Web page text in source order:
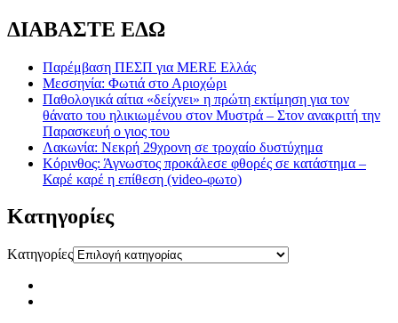
ΔΙΑΒΑΣΤΕ ΕΔΩ
Παρέμβαση ΠΕΣΠ για MERE Ελλάς
Μεσσηνία: Φωτιά στο Αριοχώρι
Παθολογικά αίτια «δείχνει» η πρώτη εκτίμηση για τον
θάνατο του ηλικιωμένου στον Μυστρά – Στον ανακριτή την
Παρασκευή ο γιος του
Λακωνία: Νεκρή 29χρονη σε τροχαίο δυστύχημα
Κόρινθος: Άγνωστος προκάλεσε φθορές σε κατάστημα –
Καρέ καρέ η επίθεση (video-φωτο)
Kατηγορίες
Kατηγορίες